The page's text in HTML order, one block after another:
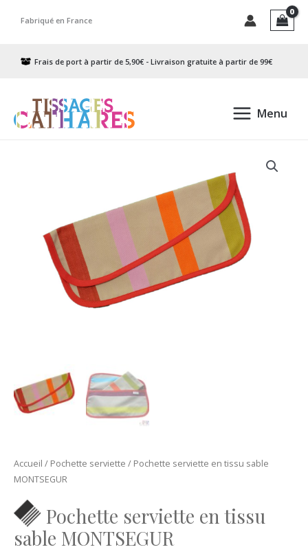
Fabriqué en France
Frais de port à partir de 5,90€ - Livraison gratuite à partir de 99€
Menu
Accueil / Pochette serviette / Pochette serviette en tissu sable
MONTSEGUR
Pochette serviette en tissu
sable MONTSEGUR